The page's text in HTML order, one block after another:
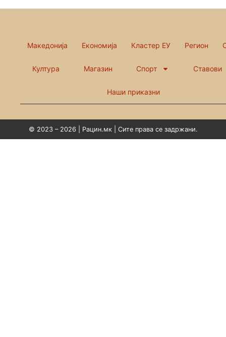
Македонија Економија Кластер ЕУ Регион
Култура Магазин Спорт Ставови
Наши приказни
© 2023 – 2026 | Рацин.мк | Сите права се задржани.